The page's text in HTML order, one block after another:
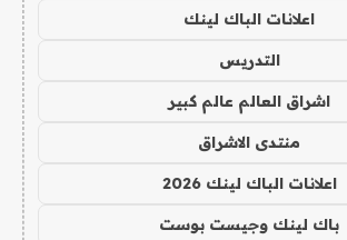
اعلانات الباك لينك
التدريس
اشراق العالم عالم كبير
منتدى الاشراق
اعلانات الباك لينك 2026
باك لينك وجيست بوست